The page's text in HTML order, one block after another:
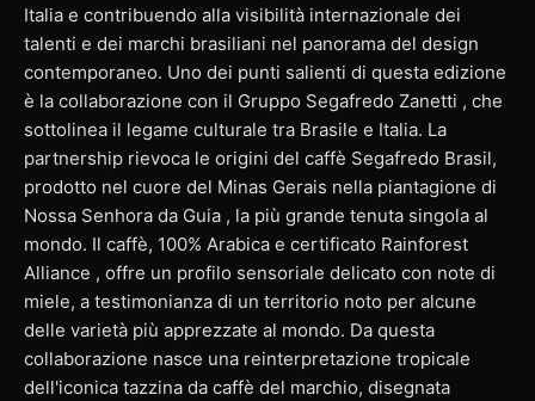
Italia e contribuendo alla visibilità internazionale dei
talenti e dei marchi brasiliani nel panorama del design
contemporaneo. Uno dei punti salienti di questa edizione
è la collaborazione con il Gruppo Segafredo Zanetti , che
sottolinea il legame culturale tra Brasile e Italia. La
partnership rievoca le origini del caffè Segafredo Brasil,
prodotto nel cuore del Minas Gerais nella piantagione di
Nossa Senhora da Guia , la più grande tenuta singola al
mondo. Il caffè, 100% Arabica e certificato Rainforest
Alliance , offre un profilo sensoriale delicato con note di
miele, a testimonianza di un territorio noto per alcune
delle varietà più apprezzate al mondo. Da questa
collaborazione nasce una reinterpretazione tropicale
dell'iconica tazzina da caffè del marchio, disegnata